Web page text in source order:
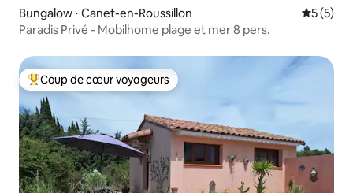
Bungalow ⋅ Canet-en-Roussillon
5 (5)
Paradis Privé - Mobilhome plage et mer 8 pers.
Coups de cœur voyageurs les plus appréciés
Coup de cœur voyageurs